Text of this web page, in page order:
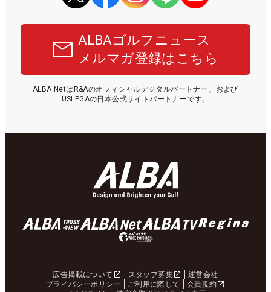
ALBAゴルフニュース
メルマガ登録はこちら
ALBA NetはR&Aのオフィシャルデジタルパートナー、および
USLPGAの日本公式サイトパートナーです。
広告掲載について スタッフ募集
運営会社
プライバシーポリシー
ご利用に際して
会員規約